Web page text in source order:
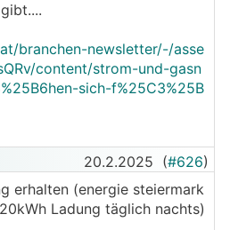
branchen-newsletter/-/asse
content/strom-und-gasn
sich-f%25C3%25B
20.2.2025 (#626)
erhalten (energie steiermark
Ladung täglich nachts)